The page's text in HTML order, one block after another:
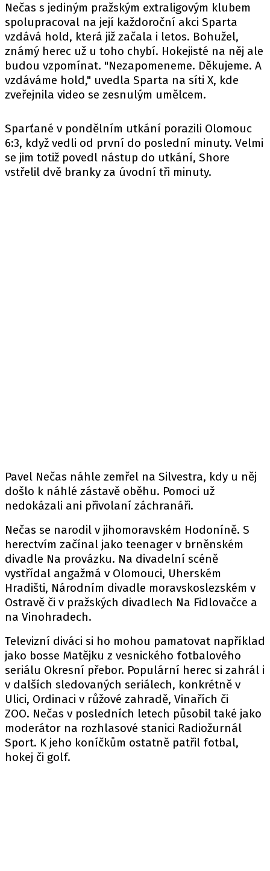
Nečas s jediným pražským extraligovým klubem
spolupracoval na její každoroční akci Sparta
vzdává hold, která již začala i letos. Bohužel,
známý herec už u toho chybí. Hokejisté na něj ale
budou vzpomínat. "Nezapomeneme. Děkujeme. A
vzdáváme hold," uvedla Sparta na síti X, kde
zveřejnila video se zesnulým umělcem.
Sparťané v pondělním utkání porazili Olomouc
6:3, když vedli od první do poslední minuty. Velmi
se jim totiž povedl nástup do utkání, Shore
vstřelil dvě branky za úvodní tři minuty.
Pavel Nečas náhle zemřel na Silvestra, kdy u něj
došlo k náhlé zástavě oběhu. Pomoci už
nedokázali ani přivolaní záchranáři.
Nečas se narodil v jihomoravském Hodoníně. S
herectvím začínal jako teenager v brněnském
divadle Na provázku. Na divadelní scéně
vystřídal angažmá v Olomouci, Uherském
Hradišti, Národním divadle moravskoslezském v
Ostravě či v pražských divadlech Na Fidlovačce a
na Vinohradech.
Televizní diváci si ho mohou pamatovat například
jako bosse Matějku z vesnického fotbalového
seriálu Okresní přebor. Populární herec si zahrál i
v dalších sledovaných seriálech, konkrétně v
Ulici, Ordinaci v růžové zahradě, Vinařích či
ZOO. Nečas v posledních letech působil také jako
moderátor na rozhlasové stanici Radiožurnál
Sport. K jeho koníčkům ostatně patřil fotbal,
hokej či golf.